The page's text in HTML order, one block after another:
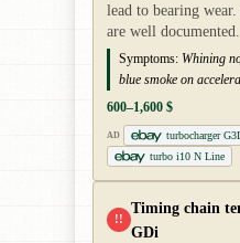
lead to bearing
are well documented.
Symptoms: Whining
blue smoke on
600–1,600 $
AD turbocharger
turbo i10 N Line
!!
Timing chain
GDi